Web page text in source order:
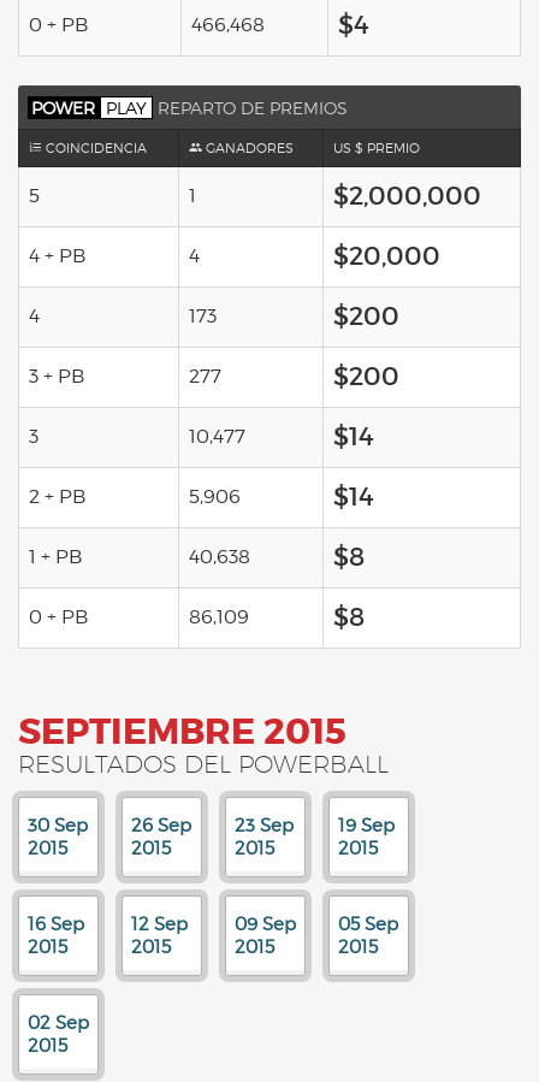
0 + PB 466,468 $4
POWER PLAY REPARTO DE PREMIOS
COINCIDENCIA GANADORES US $ PREMIO
5 1 $2,000,000
4 + PB 4 $20,000
4 173 $200
3 + PB 277 $200
3 10,477 $14
2 + PB 5,906 $14
1 + PB 40,638 $8
0 + PB 86,109 $8
SEPTIEMBRE 2015
RESULTADOS DEL POWERBALL
30 Sep
2015
26 Sep
2015
23 Sep
2015
19 Sep
2015
16 Sep
2015
12 Sep
2015
09 Sep
2015
05 Sep
2015
02 Sep
2015